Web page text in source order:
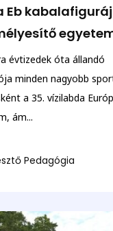
Eb
évtizedek óta állandó
minden nagyobb
a 35. vízilabda
ám...
Pedagógia